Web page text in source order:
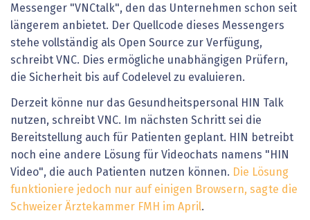
Messenger "VNCtalk", den das Unternehmen schon seit
längerem anbietet. Der Quellcode dieses Messengers
stehe vollständig als Open Source zur Verfügung,
schreibt VNC. Dies ermögliche unabhängigen Prüfern,
die Sicherheit bis auf Codelevel zu evaluieren.
Derzeit könne nur das Gesundheitspersonal HIN Talk
nutzen, schreibt VNC. Im nächsten Schritt sei die
Bereitstellung auch für Patienten geplant. HIN betreibt
noch eine andere Lösung für Videochats namens "HIN
Video", die auch Patienten nutzen können. Die Lösung
funktioniere jedoch nur auf einigen Browsern, sagte die
Schweizer Ärztekammer FMH im April.